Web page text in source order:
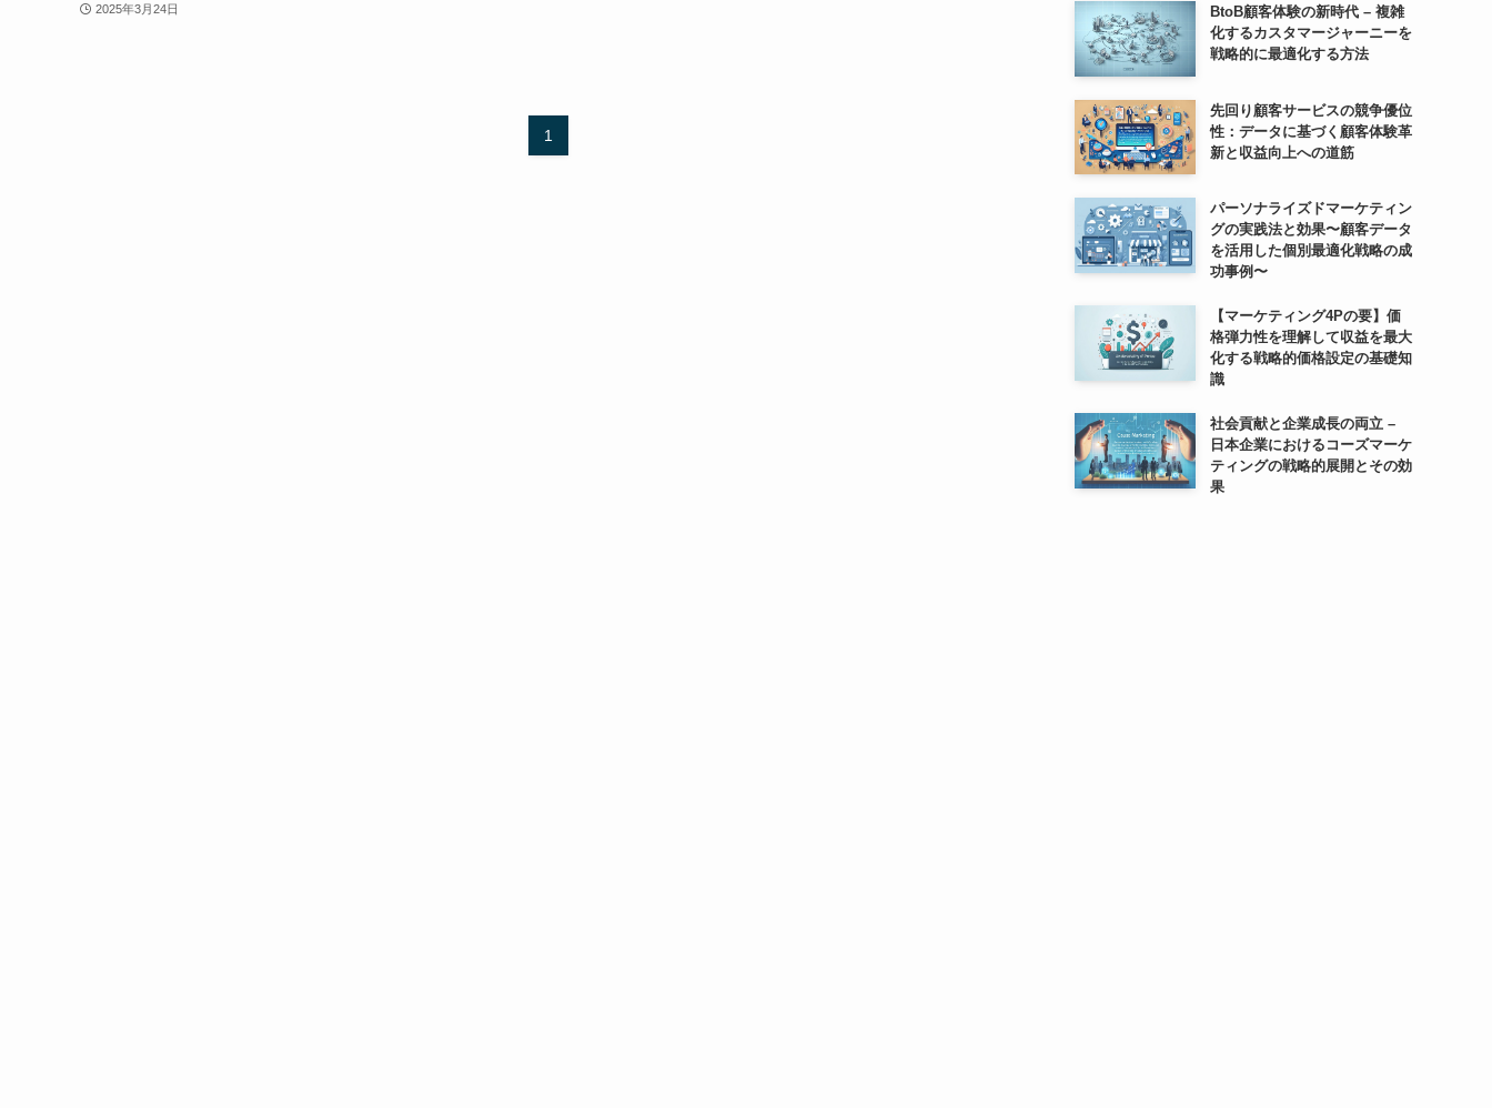
2025年3月24日
1
BtoB顧客体験の新時代 – 複雑
化するカスタマージャーニーを
戦略的に最適化する方法
先回り顧客サービスの競争優位
性：データに基づく顧客体験革
新と収益向上への道筋
パーソナライズドマーケティン
グの実践法と効果〜顧客データ
を活用した個別最適化戦略の成
功事例〜
【マーケティング4Pの要】価
格弾力性を理解して収益を最大
化する戦略的価格設定の基礎知
識
社会貢献と企業成長の両立 –
日本企業におけるコーズマーケ
ティングの戦略的展開とその効
果